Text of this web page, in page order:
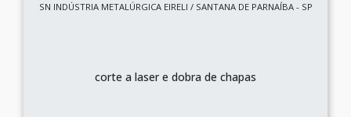
SN INDÚSTRIA METALÚRGICA EIRELI / SANTANA DE PARNAÍBA - SP
corte a laser e dobra de chapas